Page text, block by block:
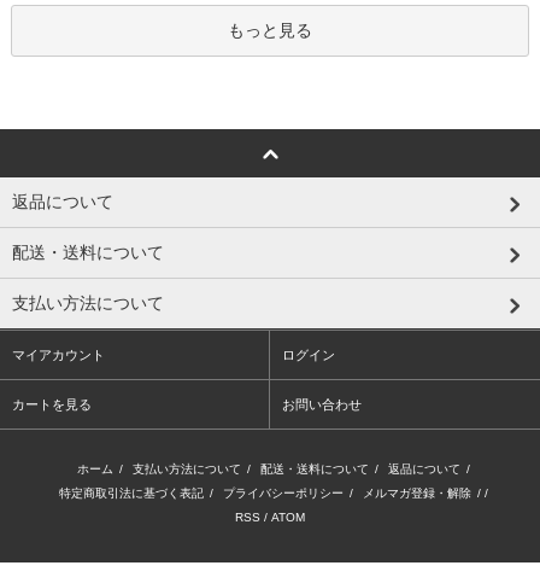
もっと見る
返品について
配送・送料について
支払い方法について
マイアカウント ログイン
カートを見る お問い合わせ
ホーム / 支払い方法について / 配送・送料について / 返品について /
特定商取引法に基づく表記 / プライバシーポリシー / メルマガ登録・解除 / /
RSS / ATOM